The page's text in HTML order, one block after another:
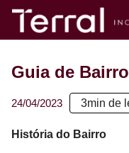
Guia de
24/04/2023 3min de
História do Bairro